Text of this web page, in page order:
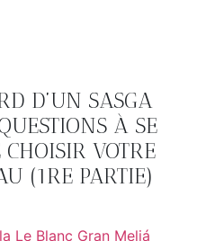
D’UN SASGA
À SE
VOTRE
(1RE PARTIE)